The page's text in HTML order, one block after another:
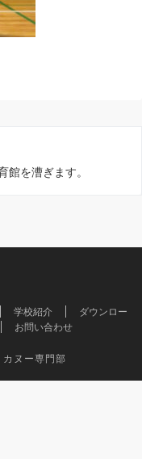
館を漕ぎます。
学校紹介
ダウンロー
お問い合わせ
ヌー専門部